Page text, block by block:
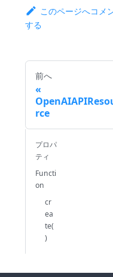
このページへコメ
する
前へ
rce
プロパ
ティ
Functi
on
cr
ea
te(
)